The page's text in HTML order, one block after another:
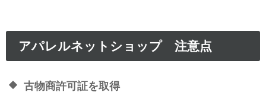
アパレルネットショップ 注意点
古物商許可証を取得